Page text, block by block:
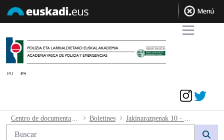
eu
es
Jakinarazpenak 10 - 2019.03.05 - avpe
Boletines
Búsqueda web